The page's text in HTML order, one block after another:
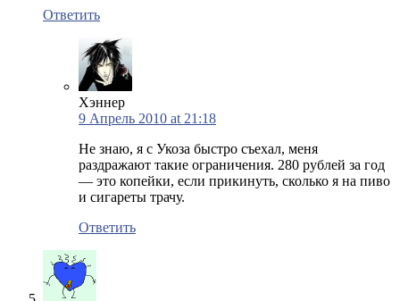
Ответить
Хэннер
9 Апрель 2010 at 21:18
Не знаю, я с Укоза быстро съехал, меня
раздражают такие ограничения. 280 рублей за год
— это копейки, если прикинуть, сколько я на пиво
и сигареты трачу.
Ответить